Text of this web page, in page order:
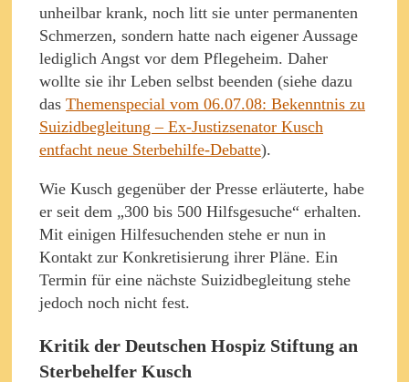
unheilbar krank, noch litt sie unter permanenten
Schmerzen, sondern hatte nach eigener Aussage
lediglich Angst vor dem Pflegeheim. Daher
wollte sie ihr Leben selbst beenden (siehe dazu
das Themenspecial vom 06.07.08: Bekenntnis zu
Suizidbegleitung – Ex-Justizsenator Kusch
entfacht neue Sterbehilfe-Debatte).
Wie Kusch gegenüber der Presse erläuterte, habe
er seit dem „300 bis 500 Hilfsgesuche“ erhalten.
Mit einigen Hilfesuchenden stehe er nun in
Kontakt zur Konkretisierung ihrer Pläne. Ein
Termin für eine nächste Suizidbegleitung stehe
jedoch noch nicht fest.
Kritik der Deutschen Hospiz Stiftung an
Sterbehelfer Kusch